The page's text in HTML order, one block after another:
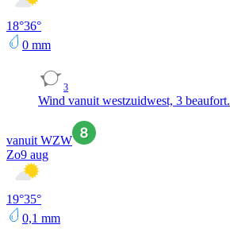
18°36°
0 mm
3
Wind vanuit westzuidwest, 3 beaufort.
vanuit WZW
Zo9 aug
19°35°
0,1 mm